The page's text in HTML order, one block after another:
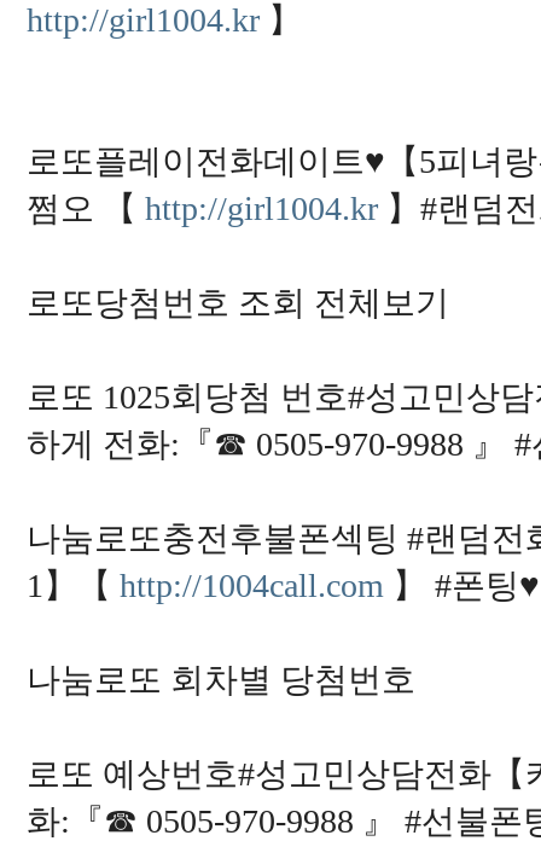
http://girl1004.kr 】
로또플레이전화데이트♥【5피녀
쩜오 【 http://girl1004.kr 】#랜덤
로또당첨번호 조회 전체보기
로또 1025회당첨 번호#성고민상
하게 전화:『☎ 0505-970-9988 』
나눔로또충전후불폰섹팅 #랜덤
1】【 http://1004call.com 】 #폰팅
나눔로또 회차별 당첨번호
로또 예상번호#성고민상담전화
화:『☎ 0505-970-9988 』 #선불폰